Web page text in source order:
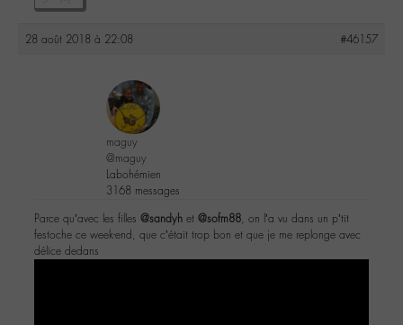
28 août 2018 à 22:08 #46157
maguy
@maguy
Labohémien
3168 messages
Parce qu’avec les filles @sandyh et @sofm88 , on l’a vu dans un p’tit
festoche ce week-end, que c’était trop bon et que je me replonge avec
délice dedans